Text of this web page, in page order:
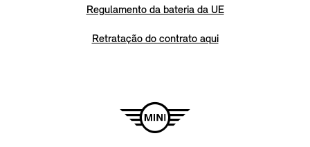
Regulamento da bateria da UE
Retratação do contrato aqui